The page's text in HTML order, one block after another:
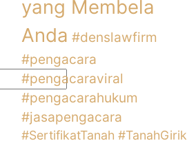
yang Membela
Anda #denslawfirm
#pengacara
#pengacaraviral
#pengacarahukum
#jasapengacara
#SertifikatTanah #TanahGirik